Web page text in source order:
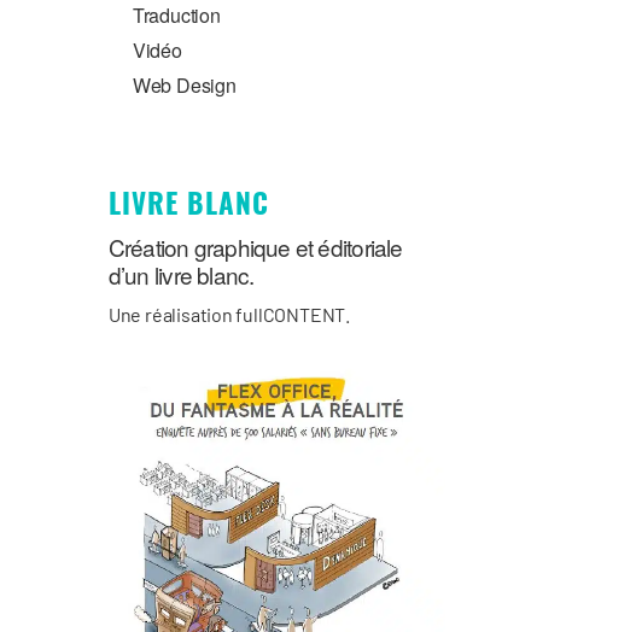
Traduction
Vidéo
Web Design
LIVRE BLANC
Création graphique et éditoriale
d’un livre blanc.
Une réalisation fullCONTENT.